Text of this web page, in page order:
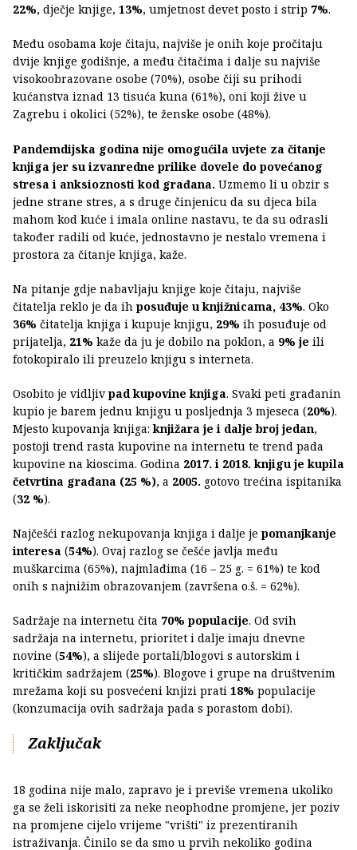
22%, dječje knjige, 13%, umjetnost devet posto i strip 7%.
Među osobama koje čitaju, najviše je onih koje pročitaju
dvije knjige godišnje, a među čitačima i dalje su najviše
visokoobrazovane osobe (70%), osobe čiji su prihodi
kućanstva iznad 13 tisuća kuna (61%), oni koji žive u
Zagrebu i okolici (52%), te ženske osobe (48%).
Pandemdijska godina nije omogućila uvjete za čitanje
knjiga jer su izvanredne prilike dovele do povećanog
stresa i anksioznosti kod građana. Uzmemo li u obzir s
jedne strane stres, a s druge činjenicu da su djeca bila
mahom kod kuće i imala online nastavu, te da su odrasli
također radili od kuće, jednostavno je nestalo vremena i
prostora za čitanje knjiga, kaže.
Na pitanje gdje nabavljaju knjige koje čitaju, najviše
čitatelja reklo je da ih posuđuje u knjižnicama, 43%. Oko
36% čitatelja knjiga i kupuje knjigu, 29% ih posuđuje od
prijatelja, 21% kaže da ju je dobilo na poklon, a 9% je ili
fotokopiralo ili preuzelo knjigu s interneta.
Osobito je vidljiv pad kupovine knjiga. Svaki peti građanin
kupio je barem jednu knjigu u posljednja 3 mjeseca (20%).
Mjesto kupovanja knjiga:knjižara je i dalje broj jedan,
postoji trend rasta kupovine na internetu te trend pada
kupovine na kioscima. Godina 2017. i 2018. knjigu je kupila
četvrtina građana (25 %), a 2005. gotovo trećina ispitanika
(32 %).
Najčešći razlog nekupovanja knjiga i dalje je pomanjkanje
interesa (54%). Ovaj razlog se češće javlja među
muškarcima (65%), najmlađima (16 – 25 g. = 61%) te kod
onih s najnižim obrazovanjem (završena o.š. = 62%).
Sadržaje na internetu čita 70% populacije. Od svih
sadržaja na internetu, prioritet i dalje imaju dnevne
novine (54%), a slijede portali/blogovi s autorskim i
kritičkim sadržajem (25%). Blogove i grupe na društvenim
mrežama koji su posvećeni knjizi prati 18% populacije
(konzumacija ovih sadržaja pada s porastom dobi).
Zaključak
18 godina nije malo, zapravo je i previše vremena ukoliko
ga se želi iskorisiti za neke neophodne promjene, jer poziv
na promjene cijelo vrijeme "vrišti" iz prezentiranih
istraživanja. Činilo se da smo u prvih nekoliko godina